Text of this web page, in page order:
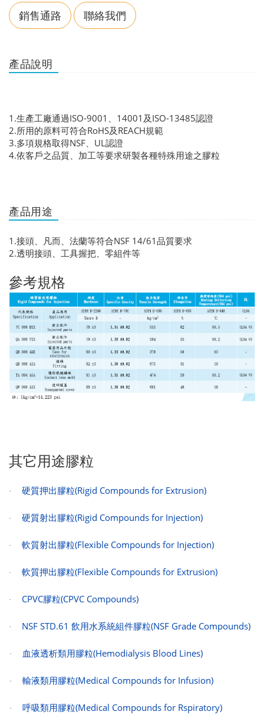
銷售通路 聯絡我們
產品說明
1.生產工廠通過ISO-9001、14001及ISO-13485認證
2.所用的原料可符合RoHS及REACH規範
3.多項規格取得NSF、UL認證
4.依客戶之品質、加工等要求研製各種特殊用途之膠粒
產品用途
1.接頭、凡而、法蘭等符合NSF 14/61品質要求
2.透明接頭、工具握把、零組件等
參考規格
其它用途膠粒
· 硬質押出膠粒(Rigid Compounds for Extrusion)
· 硬質射出膠粒(Rigid Compounds for Injection)
· 軟質射出膠粒(Flexible Compounds for Injection)
· 軟質押出膠粒(Flexible Compounds for Extrusion)
· CPVC膠粒(CPVC Compounds)
· NSF STD.61 飲用水系統組件膠粒(NSF Grade Compounds)
· 血液透析類用膠粒(Hemodialysis Blood Lines)
· 輸液類用膠粒(Medical Compounds for Infusion)
· 呼吸類用膠粒(Medical Compounds for Rspiratory)